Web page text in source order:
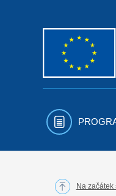
Na začátek